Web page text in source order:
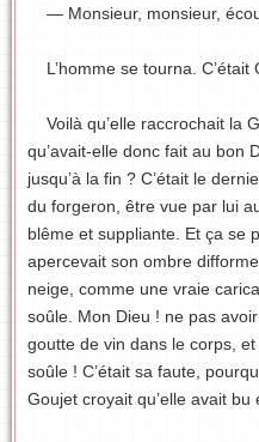
— Monsieur, monsieur,
L’homme se tourna. C’était
Voilà qu’elle raccrochait la
qu’avait-elle donc fait au bon
jusqu’à la fin ? C’était le
du forgeron, être vue par lui
blême et suppliante. Et ça se
apercevait son ombre
neige, comme une vraie
soûle. Mon Dieu ! ne pas
goutte de vin dans le corps,
soûle ! C’était sa faute,
Goujet croyait qu’elle avait bu